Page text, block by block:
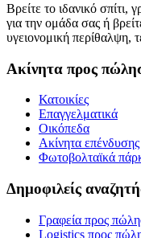
Βρείτε το ιδανικό σπίτι,
για την ομάδα σας ή
υγειονομική περίθαλψη,
Ακίνητα προς
Κατοικίες
Επαγγελματικά
Οικόπεδα
Ακίνητα επένδυσης
Φωτοβολταϊκά
Δημοφιλείς
Γραφεία προς
Logistics προς